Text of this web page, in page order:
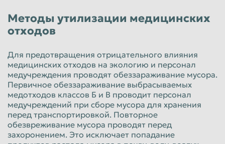
Методы утилизации медицинских
отходов
Для предотвращения отрицательного влияния
медицинских отходов на экологию и персонал
медучреждения проводят обеззараживание мусора.
Первичное обеззараживание выбрасываемых
медотходов классов Б и В проводит персонал
медучреждений при сборе мусора для хранения
перед транспортировкой. Повторное
обезвреживание мусора проводят перед
захоронением. Это исключает попадание